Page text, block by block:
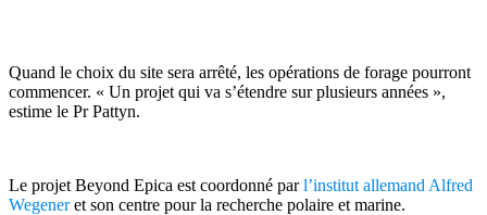
Quand le choix du site sera arrêté, les opérations de forage pourront
commencer. « Un projet qui va s’étendre sur plusieurs années »,
estime le Pr Pattyn.
Le projet Beyond Epica est coordonné parl’institut allemand Alfred
Wegeneret son centre pour la recherche polaire et marine.